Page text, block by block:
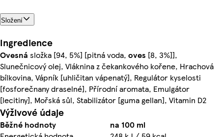
Složení
Ingredience
Ovesná složka [94, 5%] [pitná voda, oves [8, 3%]],
Slunečnicový olej, Vláknina z čekankového kořene, Hrachová
bílkovina, Vápník [uhličitan vápenatý], Regulátor kyselosti
[fosforečnany draselné], Přírodní aromata, Emulgátor
[lecitiny], Mořská sůl, Stabilizátor [guma gellan], Vitamin D2
Výživové údaje
Běžné hodnoty
na 100 ml